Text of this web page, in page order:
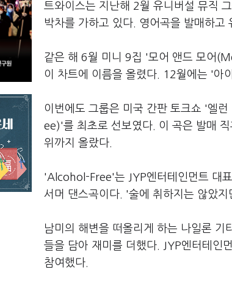
트와이스는 지난해 2월 유니버설 뮤직
박차를 가하고 있다. 영어곡을 발매하고
같은 해 6월 미니 9집 '모어 앤드 모어
이 차트에 이름을 올렸다. 12월에는 '아
이번에도 그룹은 미국 간판 토크쇼 '엘
ee)'를 최초로 선보였다. 이 곡은 발매
위까지 올랐다.
'Alcohol-Free'는 JYP엔터테인먼트 대
서머 댄스곡이다. '술에 취하지는 않았
남미의 해변을 떠올리게 하는 나일론
들을 담아 재미를 더했다. JYP엔터테인
참여했다.